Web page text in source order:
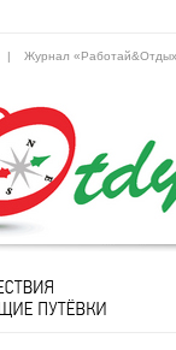
| Журнал